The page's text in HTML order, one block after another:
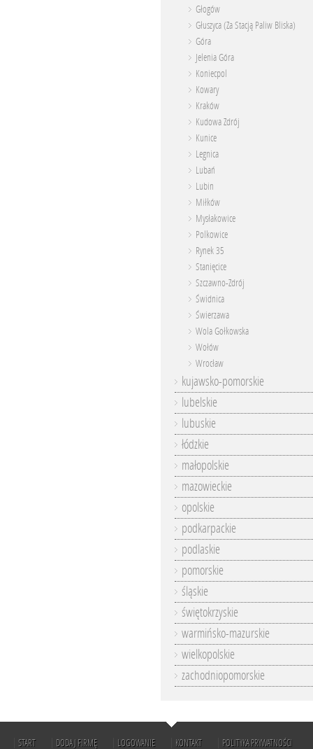
Głogów
Głuszyca (Za Stacją Paliw Bliska)
Góra
Jelenia Góra
Koniecpol
Kowary
Kraków
Kudowa Zdrój
Kunice
Legnica
Lubań
Lubin
Miłków
Mysłakowice
Polkowice
Rynek 35
Stanięcice
Szczawno-Zdrój
Świdnica
Świerzawa
Wola Gołkowska
Wołów
Wrocław
kujawsko-pomorskie
lubelskie
lubuskie
łódzkie
małopolskie
mazowieckie
opolskie
podkarpackie
podlaskie
pomorskie
śląskie
świętokrzyskie
warmińsko-mazurskie
wielkopolskie
zachodniopomorskie
START DODAJ FIRMĘ LOGOWANIE KONTAKT
POLITYKA PRYWATNOŚCI